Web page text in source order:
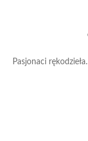
Pasjonaci